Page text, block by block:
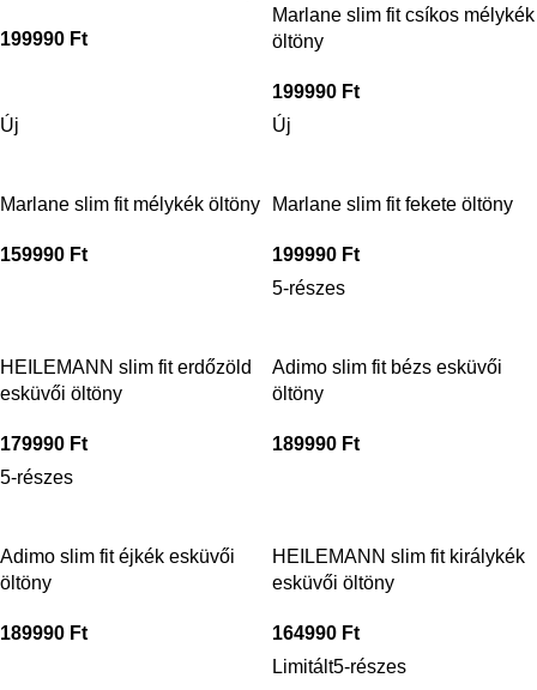
199990 Ft
Marlane slim fit csíkos mélykék
öltöny
199990 Ft
Új
Marlane slim fit mélykék öltöny
159990 Ft
Új
Marlane slim fit fekete öltöny
199990 Ft
HEILEMANN slim fit erdőzöld
esküvői öltöny
179990 Ft
5-részes
Adimo slim fit bézs esküvői
öltöny
189990 Ft
5-részes
Adimo slim fit éjkék esküvői
öltöny
189990 Ft
HEILEMANN slim fit királykék
esküvői öltöny
164990 Ft
Limitált5-részes